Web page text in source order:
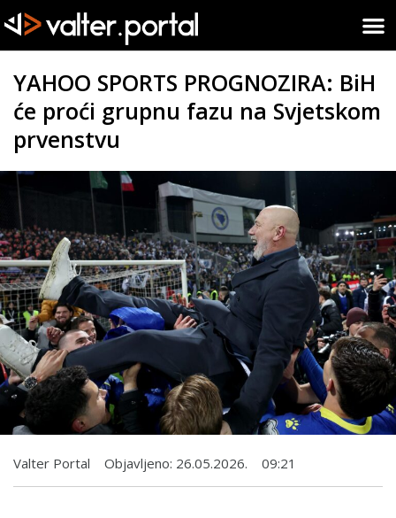
YAHOO SPORTS PROGNOZIRA: BiH
će proći grupnu fazu na Svjetskom
prvenstvu
Valter Portal Objavljeno: 26.05.2026. 09:21